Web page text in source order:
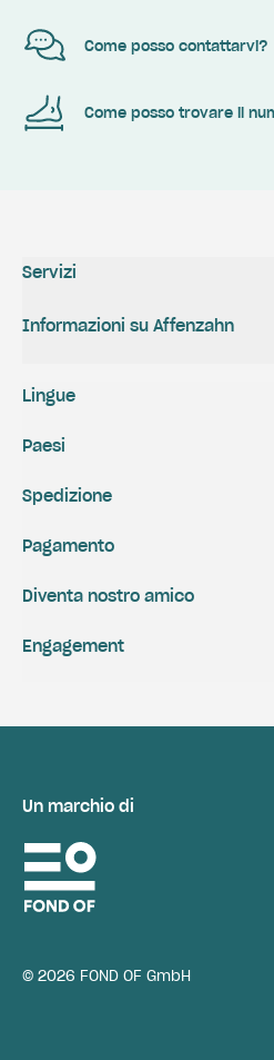
Come posso contattarvi?
Come posso trovare il
Servizi
Informazioni su Affenzahn
Spedizione
Pagamento
Engagement
Diventa nostro amico
Lingue
Paesi
Un marchio di
© 2026 FOND OF GmbH